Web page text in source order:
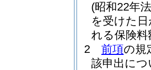
(昭和22年
を受けた
れる保険
2
前項の規
該申出に